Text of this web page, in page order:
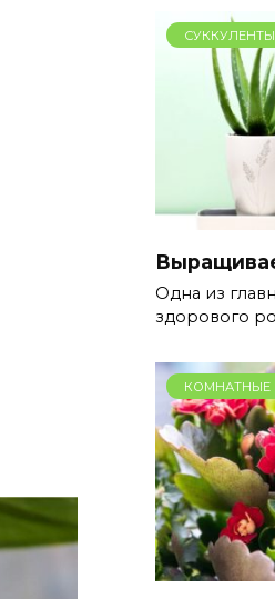
СУККУЛЕНТЫ
Одна из
здорового
КОМНАТНЫЕ